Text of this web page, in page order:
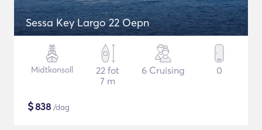
Sessa Key Largo 22 Oepn
Midtkonsoll
22 fot
7 m
6 Cruising 0
$838 /dag